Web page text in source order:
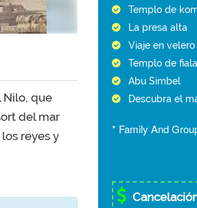
Nilo, que
del mar
reyes y
Templo de
La presa alta
Viaje en velero
Templo de fiala
Abu Simbel
Descubra el
* Family And